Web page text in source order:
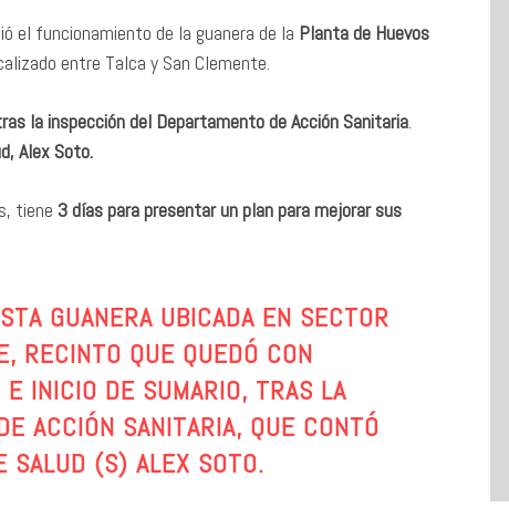
el funcionamiento de la guanera de la Planta de Huevos
entre Talca y San Clemente.
la inspección del Departamento de Acción Sanitaria.
Alex Soto.
tiene 3 días para presentar un plan para mejorar sus
GUANERA UBICADA EN SECTOR
RECINTO QUE QUEDÓ CON
INICIO DE SUMARIO, TRAS LA
ACCIÓN SANITARIA, QUE CONTÓ
SALUD (S) ALEX SOTO.